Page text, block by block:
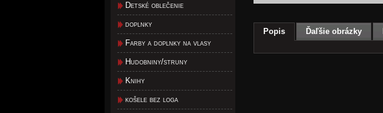
Detské oblečenie
doplnky
Farby a doplnky na vlasy
Hudobniny/struny
Knihy
košele bez loga
Popis Ďaľšie obrázky